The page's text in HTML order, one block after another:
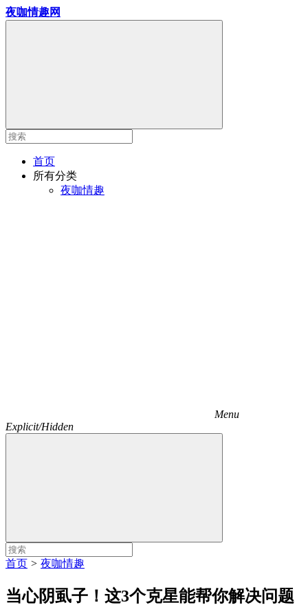
夜咖情趣网
首页
所有分类
夜咖情趣
Menu
Explicit/Hidden
首页 > 夜咖情趣
当心阴虱子！这3个克星能帮你解决问题